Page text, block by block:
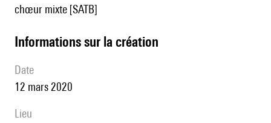
chœur mixte [SATB]
informations sur la création
date
12 mars 2020
lieu